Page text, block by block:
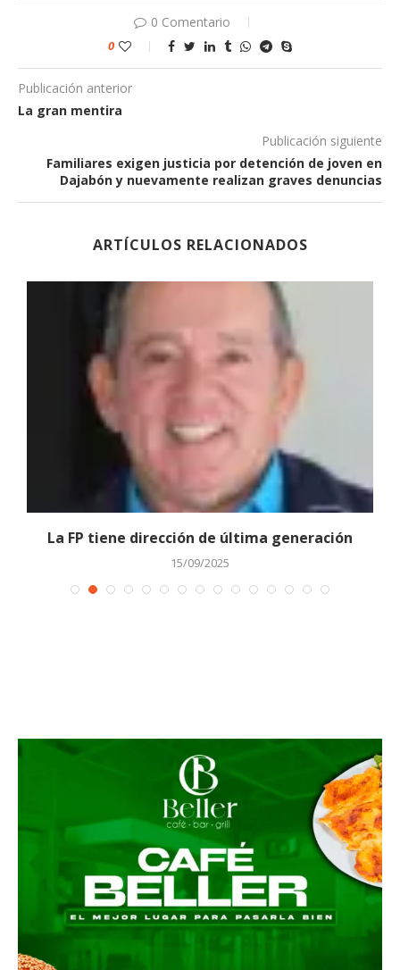
0 Comentario
0
Publicación anterior
La gran mentira
Publicación siguiente
Familiares exigen justicia por detención de joven en
Dajabón y nuevamente realizan graves denuncias
ARTÍCULOS RELACIONADOS
La FP tiene dirección de última generación
15/09/2025